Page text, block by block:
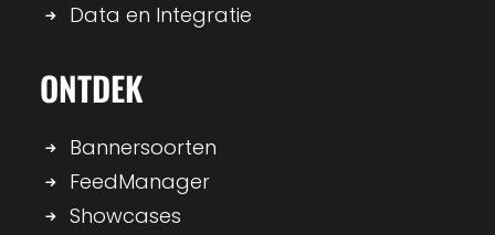
Data en Integratie
ONTDEK
Bannersoorten
FeedManager
Showcases